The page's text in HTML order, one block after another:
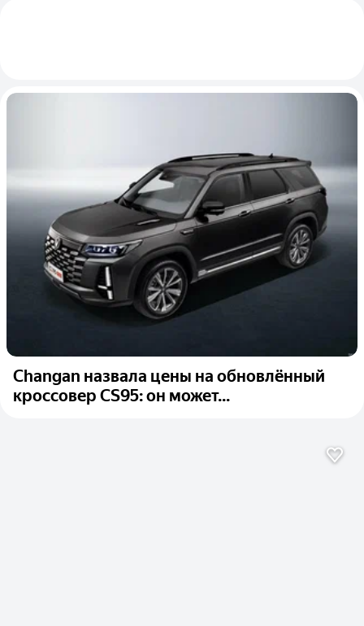
Changan назвала цены на обновлённый
кроссовер CS95: он может...